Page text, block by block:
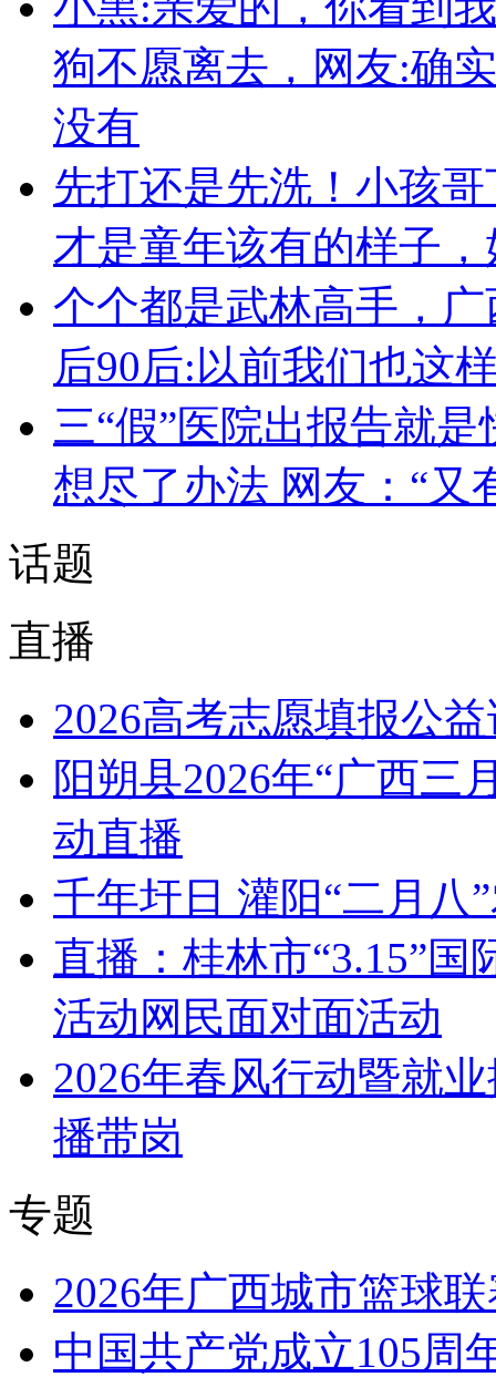
狗不愿离去，网友:确
没有
先打还是先洗！小孩
才是童年该有的样子
个个都是武林高手，
后90后:以前我们也这
三“假”医院出报告就
想尽了办法 网友：“又
话题
直播
2026高考志愿填报公
阳朔县2026年“广西三
动直播
千年圩日 灌阳“二月八
直播：桂林市“3.15”
活动网民面对面活动
2026年春风行动暨就
播带岗
专题
2026年广西城市篮球
中国共产党成立105周